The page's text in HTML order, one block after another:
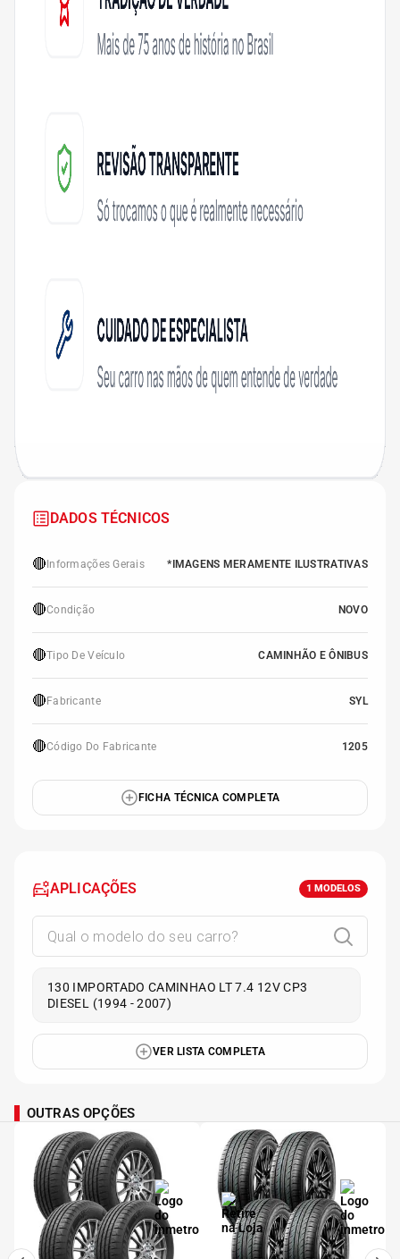
DADOS TÉCNICOS
🔴 Informações Gerais *IMAGENS MERAMENTE ILUSTRATIVAS
🔴Condição NOVO
🔴Tipo De Veículo CAMINHÃO E ÔNIBUS
🔴 Fabricante SYL
🔴Código Do Fabricante 1205
FICHA TÉCNICA COMPLETA
APLICAÇÕES 1 MODELOS
130 IMPORTADO CAMINHAO LT 7.4 12V CP3
DIESEL (1994 - 2007)
VER LISTA COMPLETA
OUTRAS OPÇÕES